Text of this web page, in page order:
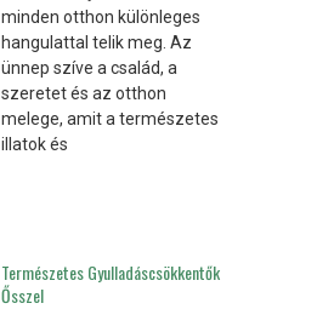
minden otthon különleges
hangulattal telik meg. Az
ünnep szíve a család, a
szeretet és az otthon
melege, amit a természetes
illatok és
Természetes Gyulladáscsökkentők
Ősszel